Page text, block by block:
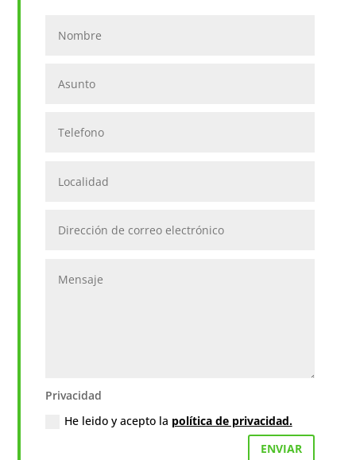
Privacidad
Privacidad
He leido y acepto la política de privacidad.
ENVIAR